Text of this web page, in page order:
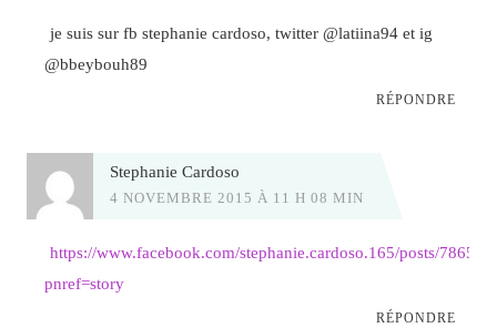
je suis sur fb stephanie cardoso, twitter @latiina94 et ig
@bbeybouh89
RÉPONDRE
Stephanie Cardoso
4 NOVEMBRE 2015 À 11 H 08 MIN
https://www.facebook.com/stephanie.cardoso.165/posts/
pnref=story
RÉPONDRE